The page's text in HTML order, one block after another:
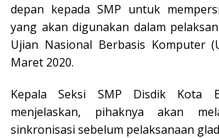
depan kepada SMP untuk
yang akan digunakan dalam
Ujian Nasional Berbasis Komputer
Maret 2020.
Kepala Seksi SMP Disdik Kota
menjelaskan, pihaknya akan
sinkronisasi sebelum pelaksanaan